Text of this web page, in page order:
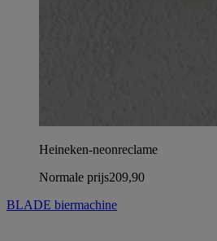
Heineken-neonreclame
Normale prijs209,90
BLADE biermachine